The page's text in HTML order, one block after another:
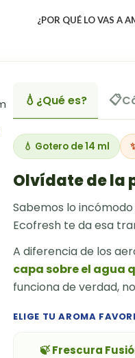
¿POR QUÉ LO VAS A
💧 ¿Qué es? 📋
💧 Gotero de 14 ml
Olvídate de la
Sabemos lo
Ecofresh te da esa
A diferencia de los
capa sobre el agua
funciona de verdad,
ELIGE TU AROMA
🍃 Frescura